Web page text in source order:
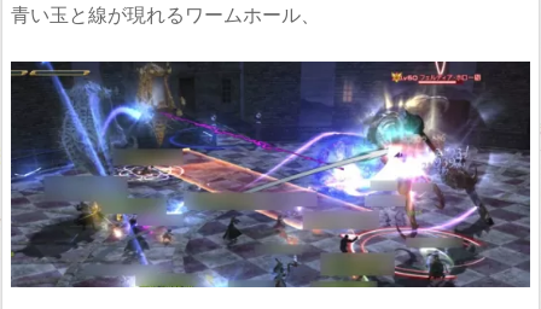
青い玉と線が現れるワームホール、